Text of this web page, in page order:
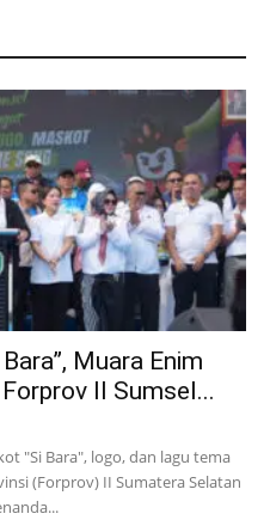
Muara Enim
II Sumsel...
"Si Bara", logo, dan lagu tema
(Forprov) II Sumatera Selatan